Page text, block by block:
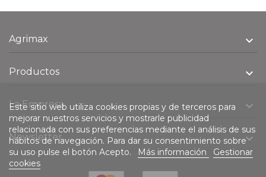
Agrimax 
Productos 
La Empresa 
Newsletter 
Este sitio web utiliza cookies propias y de terceros para
mejorar nuestros servicios y mostrarle publicidad
relacionada con sus preferencias mediante el análisis de sus
hábitos de navegación. Para dar su consentimiento sobre
su uso pulse el botón Acepto.
Más información
Gestionar
cookies